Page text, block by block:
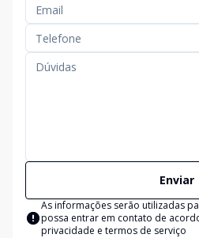
Enviar
As informações serão utilizadas
possa entrar em contato de
privacidade e termos de serviço